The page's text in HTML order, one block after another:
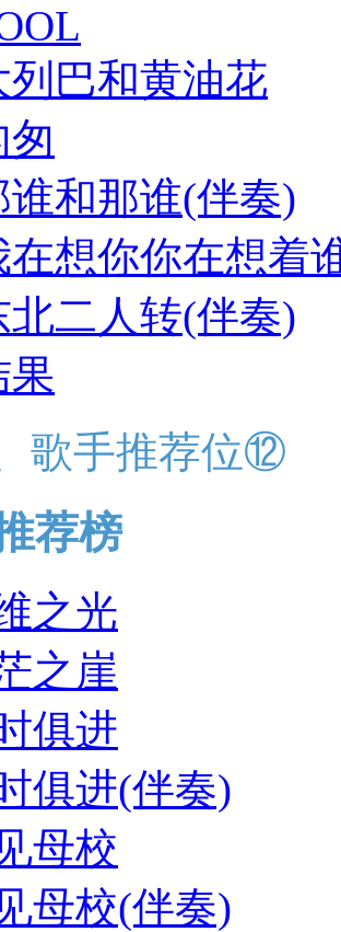
列巴和黄油花
匆
谁和那谁(伴奏)
在想你你在想着
北二人转(伴奏)
果
歌手推荐位⑫
荐榜
之光
之崖
俱进
俱进(伴奏)
母校
母校(伴奏)